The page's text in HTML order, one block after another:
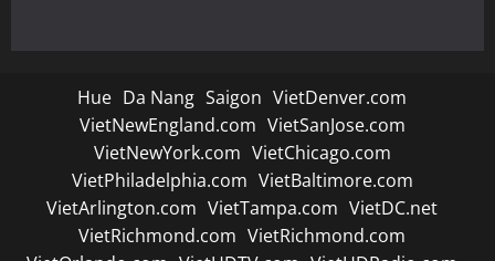
Hue Da Nang Saigon VietDenver.com
VietNewEngland.com VietSanJose.com
VietNewYork.com VietChicago.com
VietPhiladelphia.com VietBaltimore.com
VietArlington.com VietTampa.com VietDC.net
VietRichmond.com VietRichmond.com